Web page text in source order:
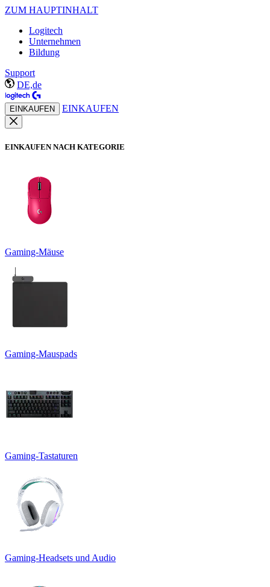
ZUM HAUPTINHALT
Logitech
Unternehmen
Bildung
Support
DE,de
EINKAUFEN EINKAUFEN
EINKAUFEN NACH KATEGORIE
Gaming-Mäuse
Gaming-Mauspads
Gaming-Tastaturen
Gaming-Headsets und Audio